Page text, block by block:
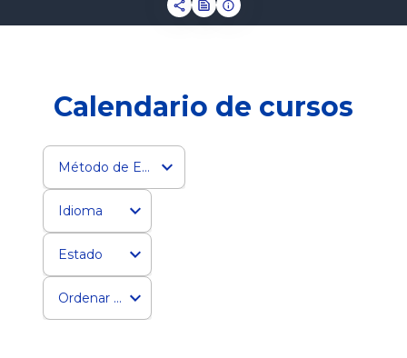
Calendario de cursos
Método de Entrega
Idioma
Estado
Ordenar por